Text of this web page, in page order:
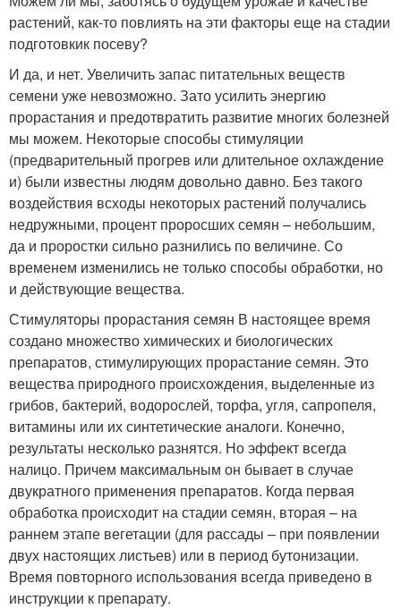
растений, как-то повлиять на эти факторы еще на стадии
подготовкик посеву?
И да, и нет. Увеличить запас питательных веществ
семени уже невозможно. Зато усилить энергию
прорастания и предотвратить развитие многих болезней
мы можем. Некоторые способы стимуляции
(предварительный прогрев или длительное охлаждение
и) были известны людям довольно давно. Без такого
воздействия всходы некоторых растений получались
недружными, процент проросших семян – небольшим,
да и проростки сильно разнились по величине. Со
временем изменились не только способы обработки, но
и действующие вещества.
Стимуляторы прорастания семян В настоящее время
создано множество химических и биологических
препаратов, стимулирующих прорастание семян. Это
вещества природного происхождения, выделенные из
грибов, бактерий, водорослей, торфа, угля, сапропеля,
витамины или их синтетические аналоги. Конечно,
результаты несколько разнятся. Но эффект всегда
налицо. Причем максимальным он бывает в случае
двукратного применения препаратов. Когда первая
обработка происходит на стадии семян, вторая – на
раннем этапе вегетации (для рассады – при появлении
двух настоящих листьев) или в период бутонизации.
Время повторного использования всегда приведено в
инструкции к препарату.